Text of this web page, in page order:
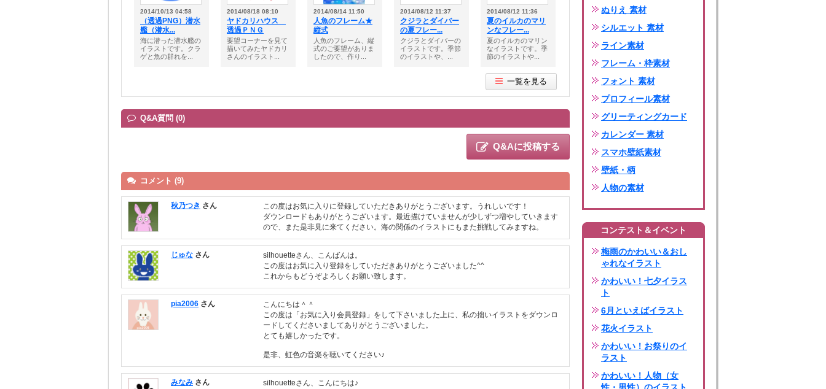
2014/10/13 04:58
（透過PNG）潜水
艦（潜水...
海に潜った潜水艦の
イラストです。クラ
ゲと魚の群れを...
2014/08/18 08:10
ヤドカリハウス
透過ＰＮＧ
要望コーナーを見て
描いてみたヤドカリ
さんのイラスト...
2014/08/14 11:50
人魚のフレーム★
縦式
人魚のフレーム、縦
式のご要望がありま
したので、作り...
2014/08/12 11:37
クジラとダイバー
の夏フレー...
クジラとダイバーの
イラストです。季節
のイラストや、...
2014/08/12 11:36
夏のイルカのマリ
ンなフレー...
夏のイルカのマリン
なイラストです。季
節のイラストや...
一覧を見る
Q&A質問 (0)
Q&Aに投稿する
コメント (9)
秋乃つき さん
この度はお気に入りに登録していただきありがとうございます。うれしいです！
ダウンロードもありがとうございます。最近描けていませんが少しずつ増やしていきます
ので、また是非見に来てください。海の関係のイラストにもまた挑戦してみますね。
じゅな さん
silhouetteさん、こんばんは。
この度はお気に入り登録をしていただきありがとうございました^^
これからもどうぞよろしくお願い致します。
pia2006 さん
こんにちは＾＾
この度は「お気に入り会員登録」をして下さいました上に、私の拙いイラストをダウンロ
ードしてくださいましてありがとうございました。
とても嬉しかったです。
是非、虹色の音楽を聴いてください♪
みなみ さん silhouetteさん、こんにちは♪
ぬりえ 素材
シルエット 素材
ライン素材
フレーム・枠素材
フォント 素材
プロフィール素材
グリーティングカード
カレンダー 素材
スマホ壁紙素材
壁紙・柄
人物の素材
コンテスト＆イベント
梅雨のかわいい＆おし
ゃれなイラスト
かわいい！七夕イラス
ト
6月といえばイラスト
花火イラスト
かわいい！お祭りのイ
ラスト
かわいい！人物（女